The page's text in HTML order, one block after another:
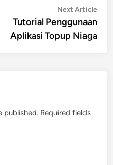
Next Article
Tutorial Penggunaan
Aplikasi Topup Niaga
published. Required fields